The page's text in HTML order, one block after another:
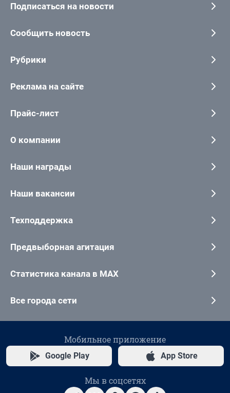
Подписаться на новости
Сообщить новость
Рубрики
Реклама на сайте
Прайс-лист
О компании
Наши награды
Наши вакансии
Техподдержка
Предвыборная агитация
Статистика канала в MAX
Все города сети
Мобильное приложение
Google Play App Store
Мы в соцсетях